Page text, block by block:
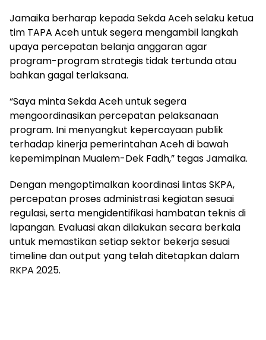
Jamaika berharap kepada Sekda Aceh selaku ketua
tim TAPA Aceh untuk segera mengambil langkah
upaya percepatan belanja anggaran agar
program-program strategis tidak tertunda atau
bahkan gagal terlaksana.
“Saya minta Sekda Aceh untuk segera
mengoordinasikan percepatan pelaksanaan
program. Ini menyangkut kepercayaan publik
terhadap kinerja pemerintahan Aceh di bawah
kepemimpinan Mualem-Dek Fadh,” tegas Jamaika.
Dengan mengoptimalkan koordinasi lintas SKPA,
percepatan proses administrasi kegiatan sesuai
regulasi, serta mengidentifikasi hambatan teknis di
lapangan. Evaluasi akan dilakukan secara berkala
untuk memastikan setiap sektor bekerja sesuai
timeline dan output yang telah ditetapkan dalam
RKPA 2025.